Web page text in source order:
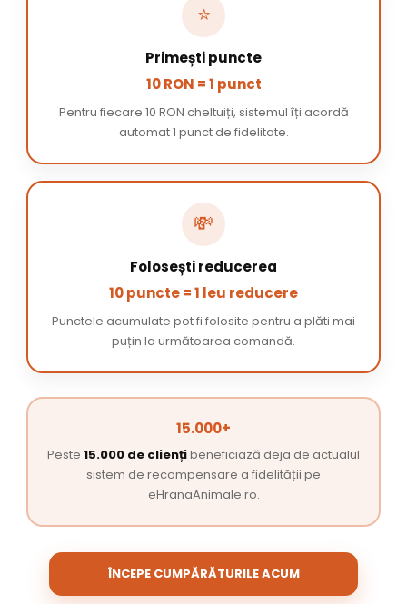
⭐
Primești puncte
10 RON = 1 punct
Pentru fiecare 10 RON cheltuiți, sistemul îți acordă
automat 1 punct de fidelitate.
💸
Folosești reducerea
10 puncte = 1 leu reducere
Punctele acumulate pot fi folosite pentru a plăti mai
puțin la următoarea comandă.
15.000+
Peste 15.000 de cliențibeneficiază deja de actualul
sistem de recompensare a fidelității pe
eHranaAnimale.ro.
ÎNCEPE CUMPĂRĂTURILE ACUM